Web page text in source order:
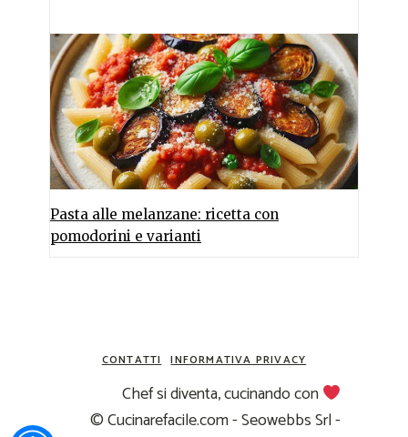
Pasta alle melanzane: ricetta con
pomodorini e varianti
CONTATTI INFORMATIVA PRIVACY
Chef si diventa, cucinando con
© Cucinarefacile.com - Seowebbs Srl -